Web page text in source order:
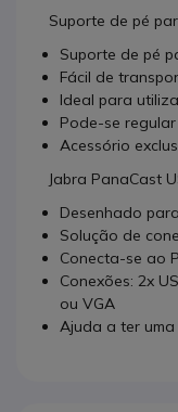
Suporte de pé
Suporte de pé
Fácil de
Ideal para
Pode-se
Acessório
Jabra PanaCast
Desenhado
Solução de
Conecta-se ao
Conexões: 2x
ou VGA
Ajuda a ter